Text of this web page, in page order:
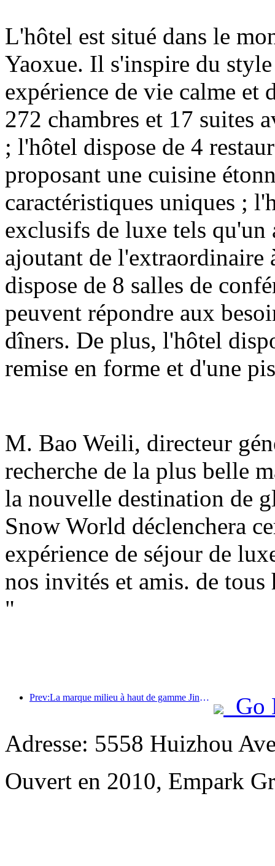
L'hôtel est situé dans le
Yaoxue. Il s'inspire du
expérience de vie calme et
272 chambres et 17 suites
; l'hôtel dispose de 4
proposant une cuisine
caractéristiques uniques ;
exclusifs de luxe tels qu'un
ajoutant de l'extraordinaire
dispose de 8 salles de
peuvent répondre aux
dîners. De plus, l'hôtel
remise en forme et d'une
M. Bao Weili, directeur
recherche de la plus belle
la nouvelle destination de
Snow World déclenchera
expérience de séjour de
nos invités et amis. de
"
Prev:La marque milieu à haut de gamme Jingsheng Hotel prend officiellement le large, ouvrant un nouveau modèle d'intégration de l'e-sport, de la culture et du tourisme
Go
Adresse: 5558 Huizhou
Ouvert en 2010, Empark